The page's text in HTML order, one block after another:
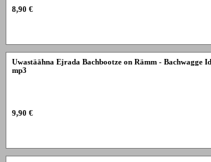
8,90 €
Uwastäähna Ejrada Bachbootze on Rämm - Bachwagge
mp3
9,90 €